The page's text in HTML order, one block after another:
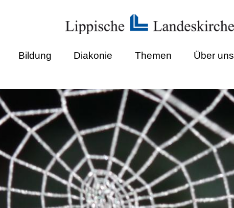
Bildung Diakonie Themen Über uns